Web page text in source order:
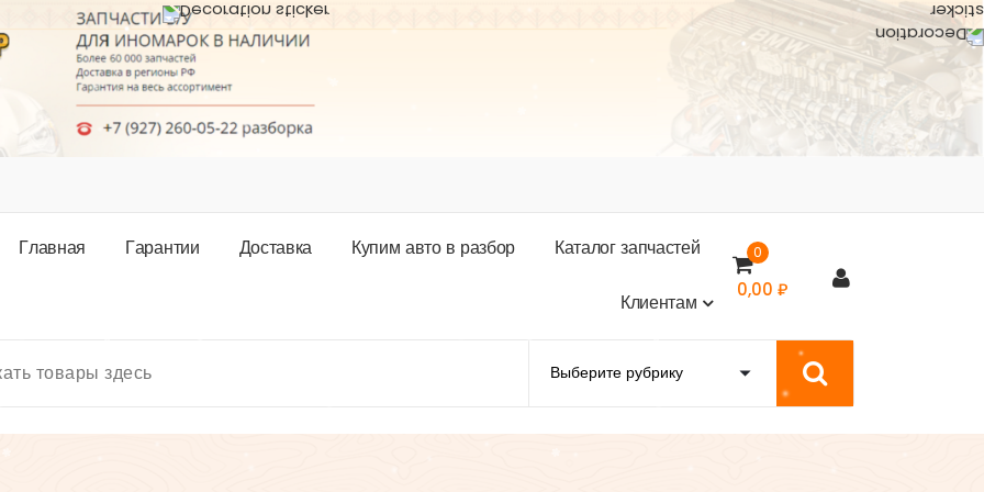
Главная Гарантии Доставка Купим авто в разбор Каталогзапчастей
Клиентам
0
0,00 ₽